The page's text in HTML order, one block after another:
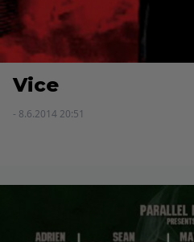
Vice
- 8.6.2014 20:51